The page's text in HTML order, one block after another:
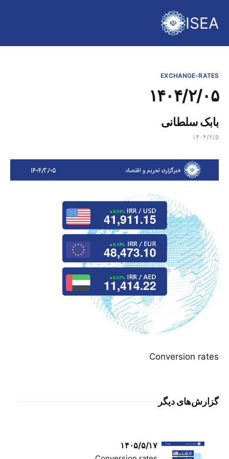
ISEA
EXCHANGE-RATES
۱۴۰۴/۲/۰۵
بابک سلطانی
۱۴۰۴/۲/۵
Conversion rates
گزارش‌های دیگر
۱۴۰۵/۵/۱۷